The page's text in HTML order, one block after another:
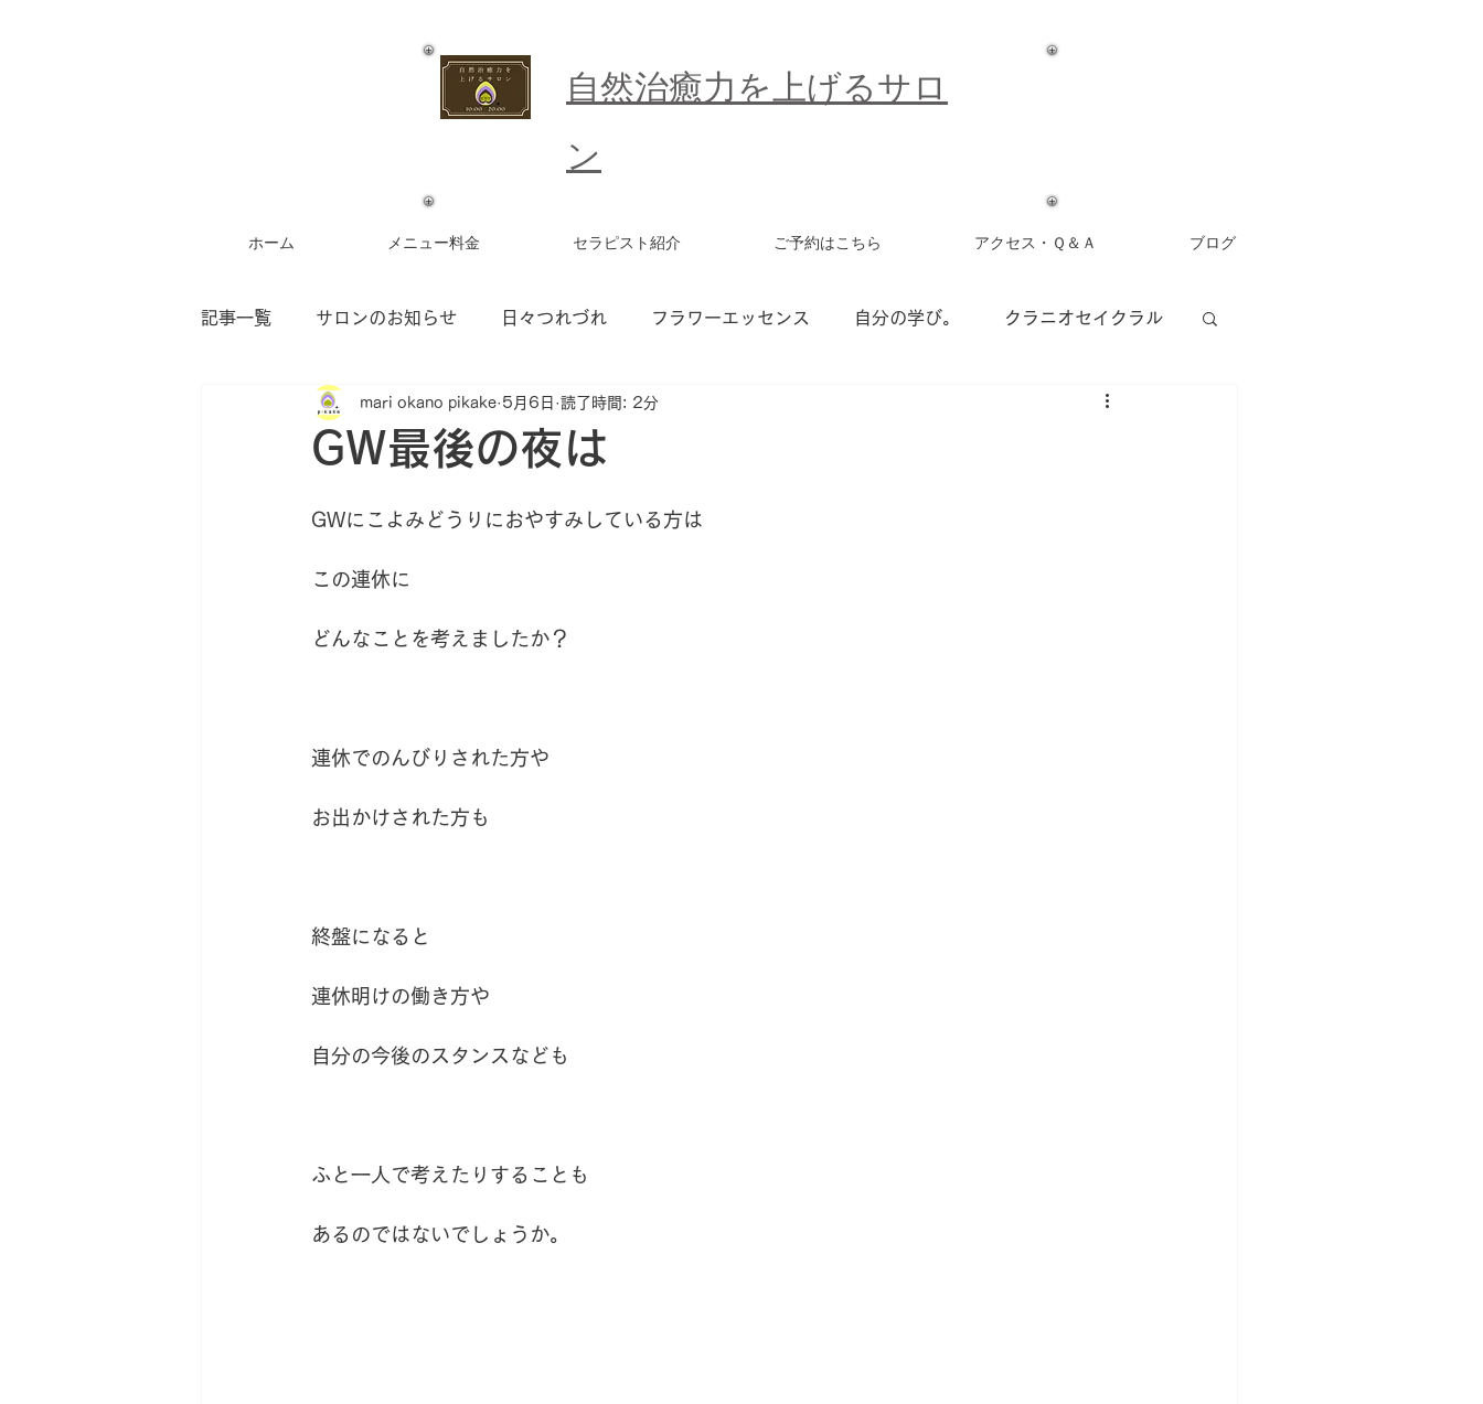
​自然治癒力を上げるサロ
ン
ホーム メニュー料金 セラピスト紹介 ご予約はこちら アクセス・Ｑ＆Ａ ブログ
記事一覧 サロンのお知らせ 日々つれづれ フラワーエッセンス 自分の学び。 クラニオセイクラル
お客様からのご感想 フラワーエッセンス セッション アロマセラピー
GW最後の夜は
mari okano pikake 5月6日 読了時間: 2分
GWにこよみどうりにおやすみしている方は
この連休に
どんなことを考えましたか？
連休でのんびりされた方や
お出かけされた方も
終盤になると
連休明けの働き方や
自分の今後のスタンスなども
ふと一人で考えたりすることも
あるのではないでしょうか。